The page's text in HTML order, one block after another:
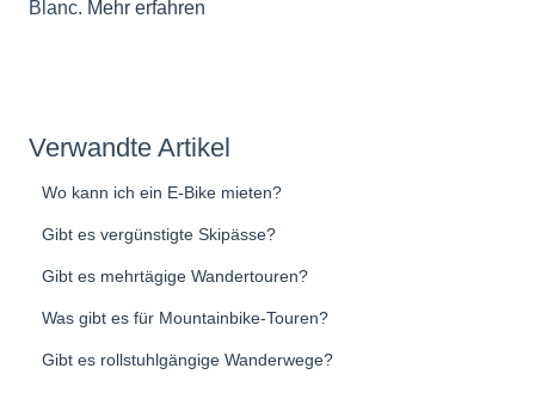
Blanc. Mehr erfahren
Verwandte Artikel
Wo kann ich ein E-Bike mieten?
Gibt es vergünstigte Skipässe?
Gibt es mehrtägige Wandertouren?
Was gibt es für Mountainbike-Touren?
Gibt es rollstuhlgängige Wanderwege?